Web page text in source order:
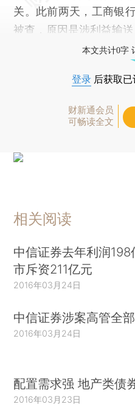
关。此前两天，工商银
被查，原因是涉利益输送
本文共计0字
登录 后获取
财新通会员
可畅读全文
相关阅读
中信证券去年利润198
市斥资211亿元
2016年03月24日
中信证券涉案高管全
2016年03月24日
配置需求强 地产类债
2016年03月23日